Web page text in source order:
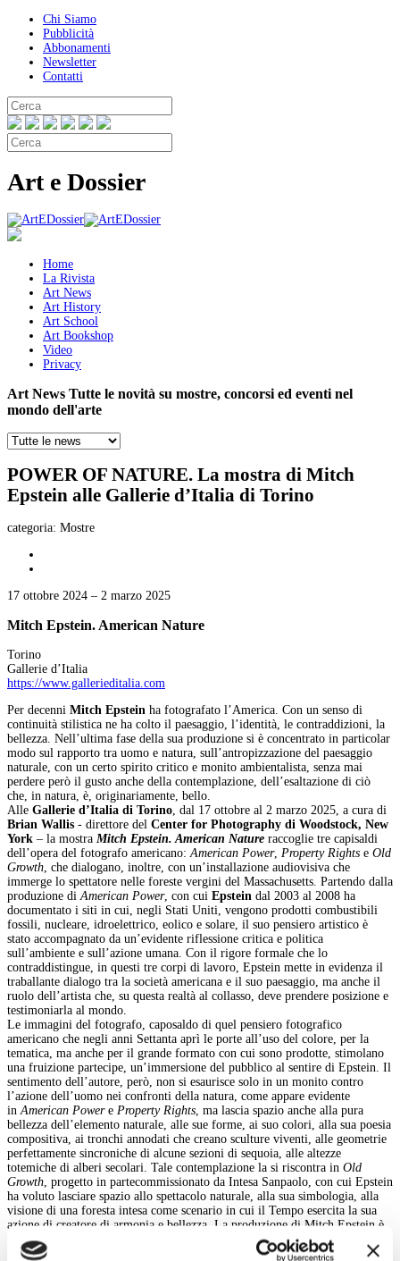
Chi Siamo
Pubblicità
Abbonamenti
Newsletter
Contatti
Art e Dossier
Home
La Rivista
Art News
Art History
Art School
Art Bookshop
Video
Privacy
Art News Tutte le novità su mostre, concorsi ed eventi nel
mondo dell'arte
POWER OF NATURE. La mostra di Mitch
Epstein alle Gallerie d’Italia di Torino
categoria: Mostre
17 ottobre 2024 – 2 marzo 2025
Mitch Epstein. American Nature
Torino
Gallerie d’Italia
https://www.gallerieditalia.com
Per decenni Mitch Epstein ha fotografato l’America. Con un senso di
continuità stilistica ne ha colto il paesaggio, l’identità, le contraddizioni, la
bellezza. Nell’ultima fase della sua produzione si è concentrato in particolar
modo sul rapporto tra uomo e natura, sull’antropizzazione del paesaggio
naturale, con un certo spirito critico e monito ambientalista, senza mai
perdere però il gusto anche della contemplazione, dell’esaltazione di ciò
che, in natura, è, originariamente, bello.
Alle Gallerie d’Italia di Torino , dal 17 ottobre al 2 marzo 2025, a cura di
Brian Wallis - direttore del Center for Photography di Woodstock, New
York – la mostra Mitch Epstein. American Nature raccoglie tre capisaldi
dell’opera del fotografo americano: American Power, Property Rights e Old
Growth , che dialogano, inoltre, con un’installazione audiovisiva che
immerge lo spettatore nelle foreste vergini del Massachusetts. Partendo dalla
produzione di American Power, con cui Epstein dal 2003 al 2008 ha
documentato i siti in cui, negli Stati Uniti, vengono prodotti combustibili
fossili, nucleare, idroelettrico, eolico e solare, il suo pensiero artistico è
stato accompagnato da un’evidente riflessione critica e politica
sull’ambiente e sull’azione umana. Con il rigore formale che lo
contraddistingue, in questi tre corpi di lavoro, Epstein mette in evidenza il
traballante dialogo tra la società americana e il suo paesaggio, ma anche il
ruolo dell’artista che, su questa realtà al collasso, deve prendere posizione e
testimoniarla al mondo.
Le immagini del fotografo, caposaldo di quel pensiero fotografico
americano che negli anni Settanta aprì le porte all’uso del colore, per la
tematica, ma anche per il grande formato con cui sono prodotte, stimolano
una fruizione partecipe, un’immersione del pubblico al sentire di Epstein. Il
sentimento dell’autore, però, non si esaurisce solo in un monito contro
l’azione dell’uomo nei confronti della natura, come appare evidente
in American Powere Property Rights , ma lascia spazio anche alla pura
bellezza dell’elemento naturale, alle sue forme, ai suo colori, alla sua poesia
compositiva, ai tronchi annodati che creano sculture viventi, alle geometrie
perfettamente sincroniche di alcune sezioni di sequoia, alle altezze
totemiche di alberi secolari. Tale contemplazione la si riscontra in Old
Growth , progetto in partecommissionato da Intesa Sanpaolo, con cui Epstein
ha voluto lasciare spazio allo spettacolo naturale, alla sua simbologia, alla
visione di una foresta intesa come scenario in cui il Tempo esercita la sua
azione di creatore di armonia e bellezza. La produzione di Mitch Epstein è
esteticamente, formalmente e concettualmente travolgente, con un
retrogusto di preoccupazioni in più per il futuro del mondo, per la bellezza